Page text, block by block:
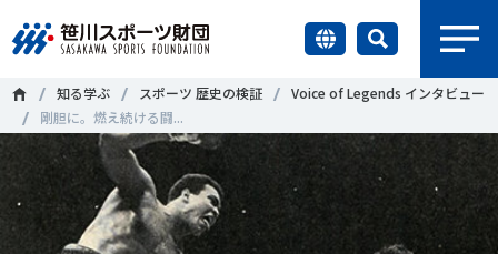
財団情報
研究員紹介
調査・研究
＃誰が子どものスポーツをささえるのか
＃アクティブなまちづくり ＃日本人の身体活動と健康寿命
知る学ぶ スポーツ 歴史の検証
Voice of Legends インタビュー
剛胆に。燃え続ける闘...